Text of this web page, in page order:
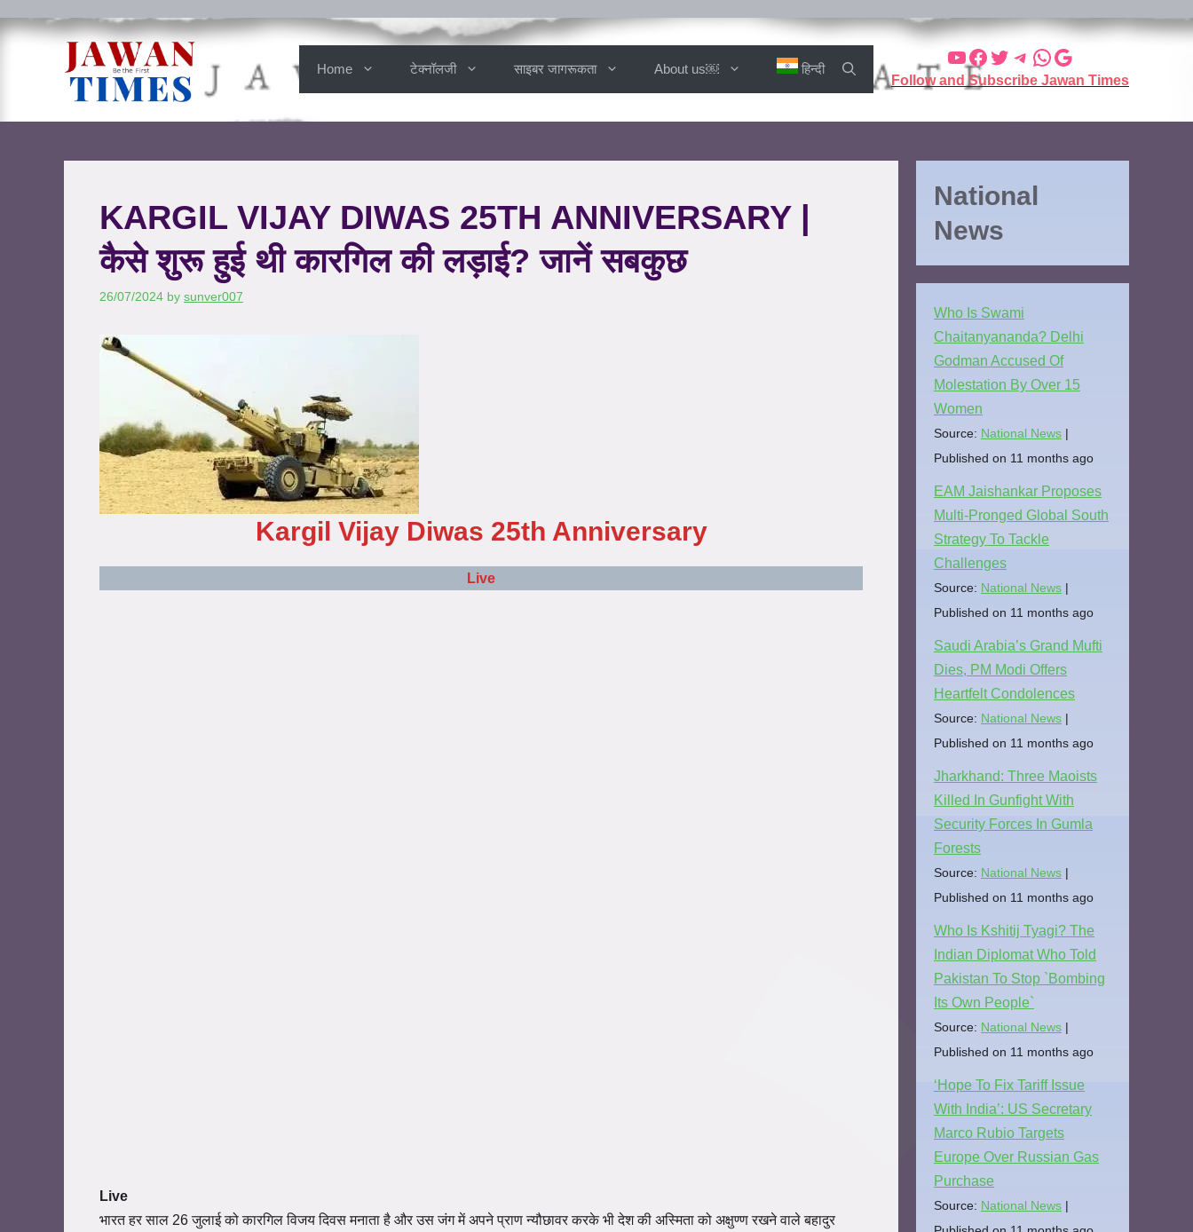
Home टेक्नॉलजी साइबर जागरूकता About us￼ हिन्दी
Follow and Subscribe Jawan Times
KARGIL VIJAY DIWAS 25TH ANNIVERSARY |
कैसे शुरू हुई थी कारगिल की लड़ाई? जानें सबकुछ
26/07/2024 by sunver007
Kargil Vijay Diwas 25th Anniversary
Live
Live
भारत हर साल 26 जुलाई को कारगिल विजय दिवस मनाता है और उस जंग में अपने प्राण न्यौछावर करके भी देश की अस्मिता को अक्षुण्ण रखने वाले बहादुर
National
News
Who Is Swami
Chaitanyananda? Delhi
Godman Accused Of
Molestation By Over 15
Women
Source: National News
Published on 11 months ago
EAM Jaishankar Proposes
Multi-Pronged Global South
Strategy To Tackle
Challenges
Source: National News
Published on 11 months ago
Saudi Arabia’s Grand Mufti
Dies, PM Modi Offers
Heartfelt Condolences
Source: National News
Published on 11 months ago
Jharkhand: Three Maoists
Killed In Gunfight With
Security Forces In Gumla
Forests
Source: National News
Published on 11 months ago
Who Is Kshitij Tyagi? The
Indian Diplomat Who Told
Pakistan To Stop `Bombing
Its Own People`
Source: National News
Published on 11 months ago
‘Hope To Fix Tariff Issue
With India’: US Secretary
Marco Rubio Targets
Europe Over Russian Gas
Purchase
Source: National News